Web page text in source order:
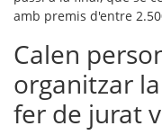
amb premis d'entre
Calen
organitzar
fer de jurat